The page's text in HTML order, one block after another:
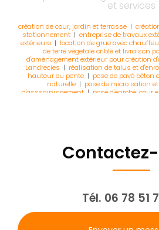
et services
création de cour, jardin et terrasse|
stationnement | entreprise de travaux
extérieure| location de grue avec
de terre végetale criblé et livraison
d'aménagement extérieur pour création
Landrecies | réalisation de talus et
hauteur ou pente| pose de pavé béton
naturelle | pose de micro sation
d'asssainissement| pose d'enrobé, cour
l'avesnois, le cambraisi et l(a|réalisation
et cloture
Tél. 06 78 51